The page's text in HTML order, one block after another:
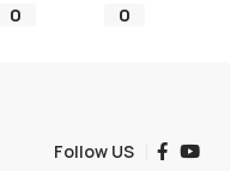
0 0
Follow US